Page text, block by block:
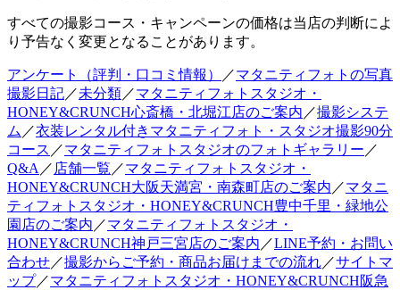
すべての撮影コース・キャンペーンの価格は当店の判断によ
り予告なく変更となることがあります。
アンケート（評判・口コミ情報） ／マタニティフォトの写真
撮影日記／未分類／マタニティフォトスタジオ・
HONEY&CRUNCH心斎橋・北堀江店のご案内 ／撮影システ
ム ／衣装レンタル付きマタニティフォト・スタジオ撮影90分
コース ／マタニティフォトスタジオのフォトギャラリー ／
Q&A ／ 店舗一覧 ／マタニティフォトスタジオ・
HONEY&CRUNCH大阪天満宮・南森町店のご案内 ／マタニ
ティフォトスタジオ・HONEY&CRUNCH豊中千里・緑地公
園店のご案内 ／マタニティフォトスタジオ・
HONEY&CRUNCH神戸三宮店のご案内 ／LINE予約・お問い
合わせ／撮影からご予約・商品お届けまでの流れ／サイトマ
ップ／マタニティフォトスタジオ・HONEY&CRUNCH阪急